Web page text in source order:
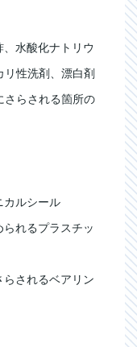
、水酸化ナトリウ
リ性洗剤、漂白剤
さらされる箇所の
カルシール
られるプラスチッ
らされるベアリン